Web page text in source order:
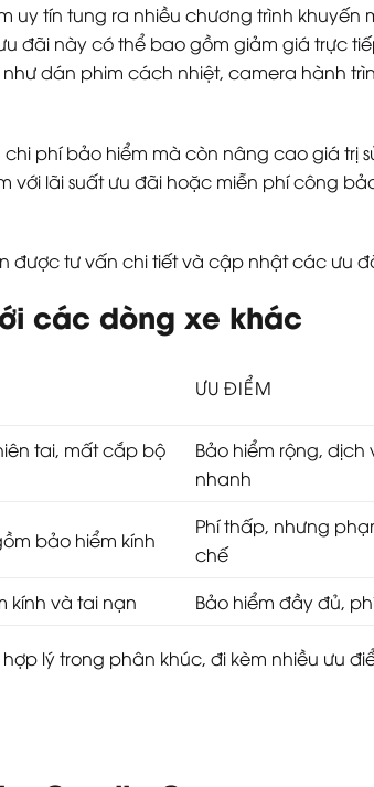
uy tín tung ra nhiều chương trình
đãi này có thể bao gồm giảm giá trực
dán phim cách nhiệt, camera hành
phí bảo hiểm mà còn nâng cao giá trị
với lãi suất ưu đãi hoặc miễn phí công
được tư vấn chi tiết và cập nhật các ưu
các dòng xe khác
ƯU ĐIỂM
tai, mất cắp bộ
Bảo hiểm rộng, dịch
nhanh
bảo hiểm kính
Phí thấp, nhưng
chế
kính và tai nạn Bảo hiểm đầy đủ,
lý trong phân khúc, đi kèm nhiều ưu